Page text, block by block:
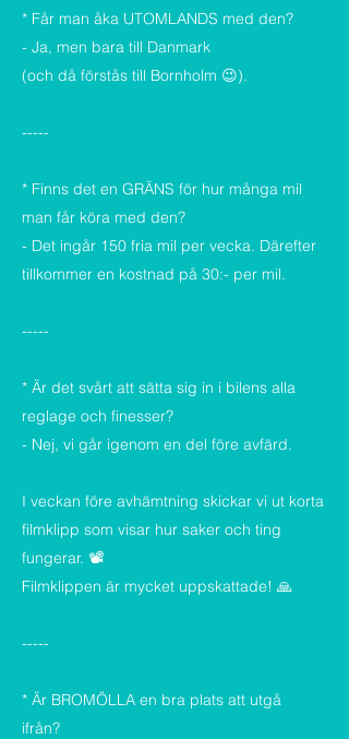
* Får man åka UTOMLANDS med den?
- Ja, men bara till Danmark
(och då förstås till Bornholm 😉).
-----
* Finns det en GRÄNS för hur många mil
man får köra med den?
- Det ingår 150 fria mil per vecka. Därefter
tillkommer en kostnad på 30:- per mil.
-----
* Är det svårt att sätta sig in i bilens alla
reglage och finesser?
- Nej, vi går igenom en del före avfärd.
I veckan före avhämtning skickar vi ut korta
filmklipp som visar hur saker och ting
fungerar. 📽️
Filmklippen är mycket uppskattade! 🙏
-----
* Är BROMÖLLA en bra plats att utgå
ifrån?